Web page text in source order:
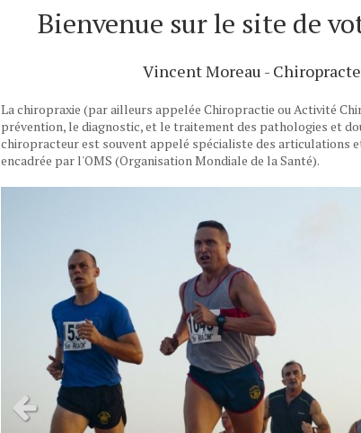
Bienvenue sur le site de
Vincent Moreau -
La chiropraxie (par ailleurs appelée Chiropractie ou Activité
prévention, le diagnostic, et le traitement des pathologies et
chiropracteur est souvent appelé spécialiste des articulations
encadrée par l'OMS (Organisation Mondiale de la Santé).
Slide précédent